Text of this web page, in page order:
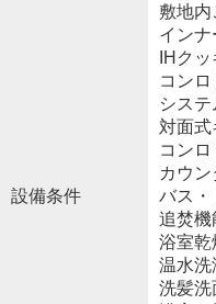
設備条件
敷地
インナ
IHク
コンロ
シス
対面式
コンロ
カウ
バス・
追焚機
浴室乾
温水洗
洗髪洗